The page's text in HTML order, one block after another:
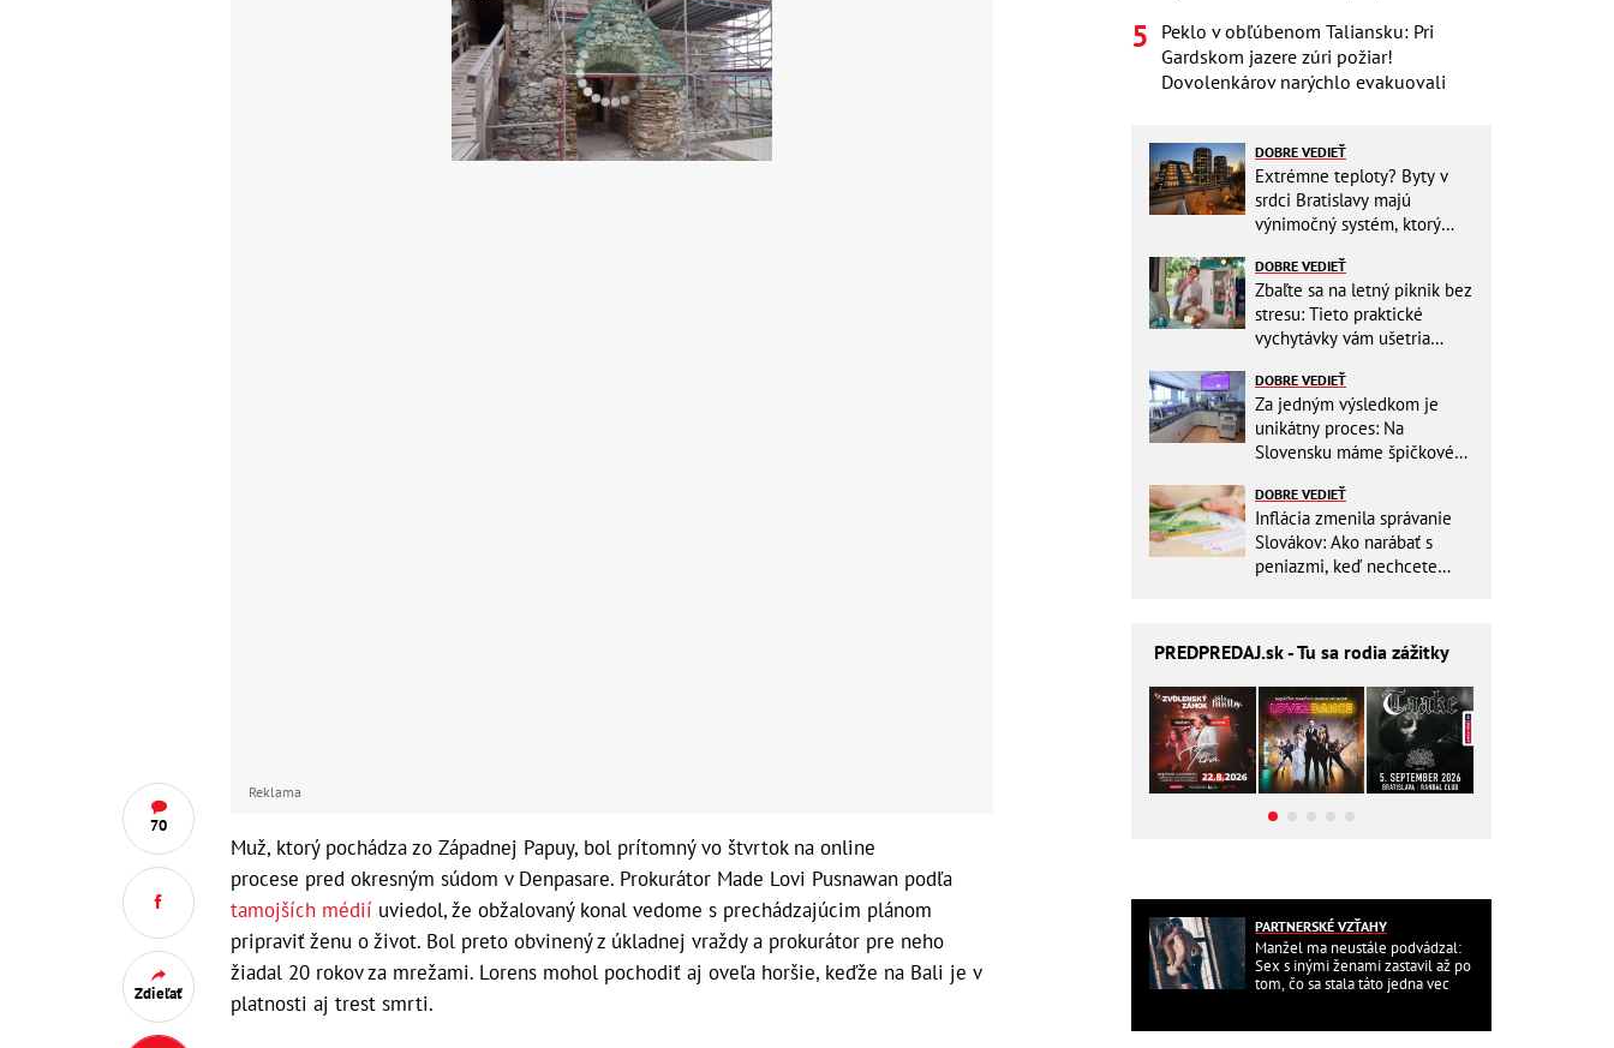
70
Zdieľať
Reklama
Muž, ktorý pochádza zo Západnej Papuy, bol prítomný vo štvrtok na online
procese pred okresným súdom v Denpasare. Prokurátor Made Lovi Pusnawan podľa
tamojších médií uviedol, že obžalovaný konal vedome s prechádzajúcim plánom
pripraviť ženu o život. Bol preto obvinený z úkladnej vraždy a prokurátor pre neho
žiadal 20 rokov za mrežami. Lorens mohol pochodiť aj oveľa horšie, keďže na Bali je v
platnosti aj trest smrti.
Peklo v obľúbenom Taliansku: Pri
Gardskom jazere zúri požiar!
Dovolenkárov narýchlo evakuovali
DOBRE VEDIEŤ
Extrémne teploty? Byty v
srdci Bratislavy majú
výnimočný systém, ktorý
DOBRE VEDIEŤ
Zbaľte sa na letný piknik bez
stresu: Tieto praktické
vychytávky vám ušetria
DOBRE VEDIEŤ
Za jedným výsledkom je
unikátny proces: Na
Slovensku máme špičkové
DOBRE VEDIEŤ
Inflácia zmenila správanie
Slovákov: Ako narábať s
peniazmi, keď nechcete
PREDPREDAJ.sk - Tu sa rodia zážitky
PARTNERSKÉ VZŤAHY
Manžel ma neustále podvádzal:
Sex s inými ženami zastavil až po
tom, čo sa stala táto jedna vec